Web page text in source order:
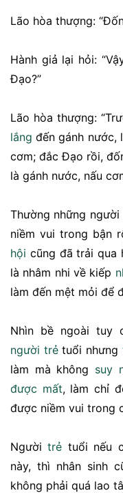
Lão hòa thượng:
Hành giả lại hỏi:
Đạo?”
Lão hòa thượng:
lắng đến gánh nước,
cơm; đắc Đạo rồi,
là gánh nước, nấu
Thường những
niềm vui trong bận
hội cũng đã trải qua
là nhâm nhi về kiếp
làm đến mệt mỏi để
Nhìn bề ngoài tuy
người trẻtuổi nhưng
làm mà không suy
được mất, làm chỉ
được niềm vui trong
Ngườitrẻ tuổi nếu
này, thì nhân sinh
không phải quá lao